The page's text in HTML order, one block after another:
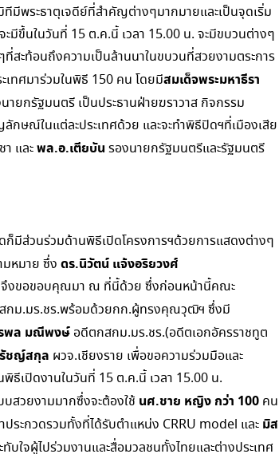
มีพระธาตุเจดีย์ที่สำคัญต่างๆมากมายและเป็นจุดเริ่ม
มีขึ้นในวันที่ 15 ต.ค.นี้ เวลา 15.00 น. จะมีขบวนต่างๆ
ะท้อนถึงความเป็นล้านนาในขบวนที่สวยงามตระการ
ทศมาร่วมในพิธี 150 คน โดยมีสมเด็จพระมหาธีรา
ายกรัฐมนตรี เป็นประธานฝ่ายฆราวาส กิจกรรม
ษณ์ในแต่ละประเทศด้วย และจะทำพิธีปิดฯที่เมืองเสีย
และพล.อ.เตียบัน รองนายกรัฐมนตรีและรัฐมนตรี
มีส่วนร่วมด้านพิธีเปิดโครงการฯด้วยการแสดงต่างๆ
มหมาย ซึ่ง ดร.นิวัตน์ แจ้งอริยวงศ์
จึงขอขอบคุณมา ณ ที่นี้ด้วย ซึ่งก่อนหน้านี้คณะ
สกม.มร.ชร.พร้อมด้วยกก.ผู้ทรงคุณวุฒิฯ ซึ่งมี
พล มณีพงษ์ อดีตกสกม.มร.ชร.(อดีตเอกอัครราชทูต
ชญ์สกุล ผวจ.เชียงราย เพื่อขอความร่วมมือและ
ธีเปิดงานในวันที่ 15 ต.ค.นี้ เวลา 15.00 น.
สวยงามมากซึ่งจะต้องใช้ นศ.ชาย หญิง กว่า 100 คน
ประกวดรวมทั้งที่ได้รับตำแหน่ง CRRU model และ มิส
บใจผู้ไปร่วมงานและสื่อมวลชนทั้งไทยและต่างประเทศ